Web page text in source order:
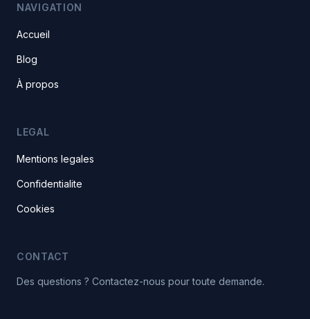
NAVIGATION
Accueil
Blog
À propos
LEGAL
Mentions legales
Confidentialite
Cookies
CONTACT
Des questions ? Contactez-nous pour toute demande.